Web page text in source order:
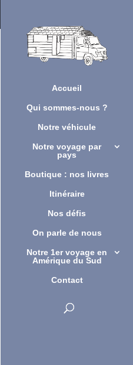
Accueil
Qui sommes-nous ?
Notre véhicule
Notre voyage par
pays
Boutique : nos livres
Itinéraire
Nos défis
On parle de nous
Notre 1er voyage en
Amérique du Sud
Contact